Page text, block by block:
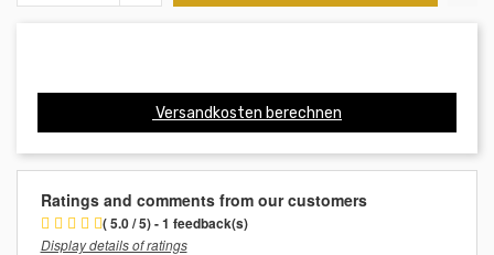
Versandkosten berechnen
Ratings and comments from our customers
( 5.0 / 5) - 1 feedback(s)
Display details of ratings